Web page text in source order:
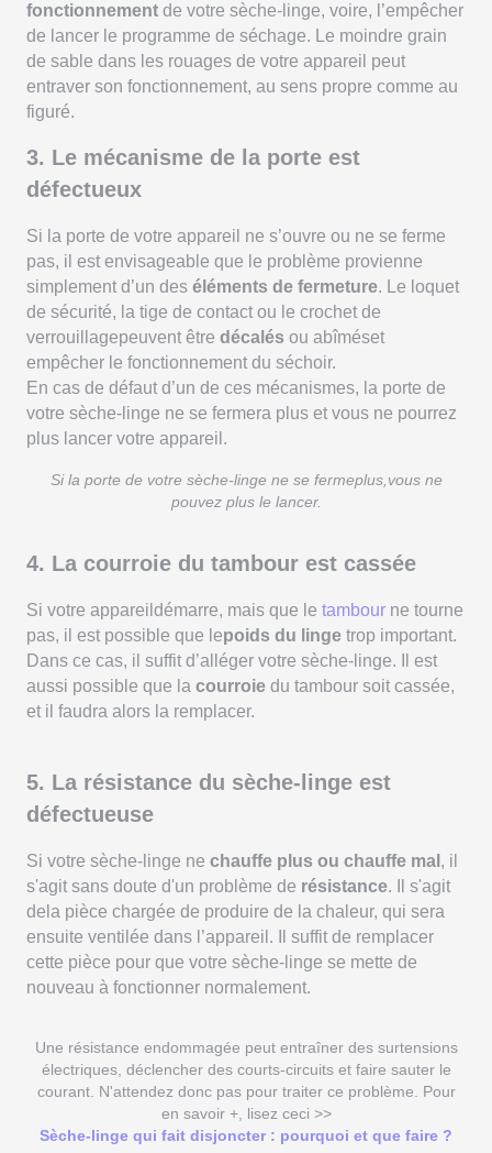
fonctionnement de votre sèche-linge, voire, l’empêcher
de lancer le programme de séchage. Le moindre grain
de sable dans les rouages de votre appareil peut
entraver son fonctionnement, au sens propre comme au
figuré.
3. Le mécanisme de la porte est
défectueux
Si la porte de votre appareil ne s’ouvre ou ne se ferme
pas, il est envisageable que le problème provienne
simplement d’un des éléments de fermeture. Le loquet
de sécurité, la tige de contact ou le crochet de
verrouillagepeuvent être décalés ou abîméset
empêcher le fonctionnement du séchoir.
En cas de défaut d’un de ces mécanismes, la porte de
votre sèche-linge ne se fermera plus et vous ne pourrez
plus lancer votre appareil.
Si la porte de votre sèche-linge ne se fermeplus,vous ne
pouvez plus le lancer.
4. La courroie du tambour est cassée
Si votre appareildémarre, mais que le tambour ne tourne
pas, il est possible que lepoids du linge trop important.
Dans ce cas, il suffit d’alléger votre sèche-linge. Il est
aussi possible que la courroie du tambour soit cassée,
et il faudra alors la remplacer.
5. La résistance du sèche-linge est
défectueuse
Si votre sèche-linge ne chauffe plus ou chauffe mal , il
s'agit sans doute d'un problème de résistance. Il s'agit
dela pièce chargée de produire de la chaleur, qui sera
ensuite ventilée dans l’appareil. Il suffit de remplacer
cette pièce pour que votre sèche-linge se mette de
nouveau à fonctionner normalement.
Une résistance endommagée peut entraîner des surtensions
électriques, déclencher des courts-circuits et faire sauter le
courant. N'attendez donc pas pour traiter ce problème. Pour
en savoir +, lisez ceci >>
Sèche-linge qui fait disjoncter : pourquoi et que faire ?